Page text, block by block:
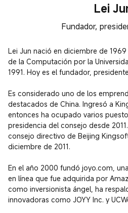
Lei
Fundador,
Lei Jun nació en diciembre de
de la Computación por la
1991. Hoy es el fundador,
Es considerado uno de los
destacados de China. Ingresó a
entonces ha ocupado varios
presidencia del consejo desde
consejo directivo de Beijing
diciembre de 2011.
En el año 2000 fundó joyo.com,
en línea que fue adquirida por
como inversionista ángel, ha
innovadoras como JOYY Inc. y